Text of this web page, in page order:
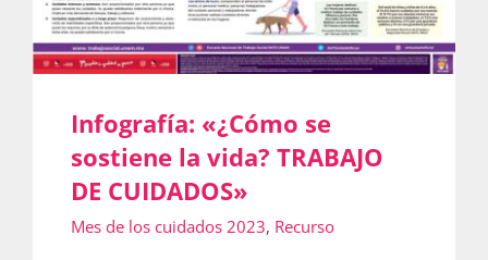
Infografía: «¿Cómo se
sostiene la vida? TRABAJO
DE CUIDADOS»
Mes de los cuidados 2023, Recurso